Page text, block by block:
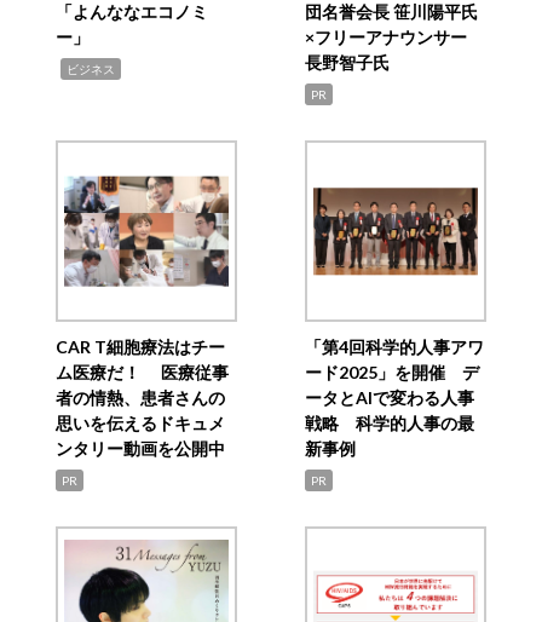
「よんななエコノミ
ー」
ビジネス
団名誉会長 笹川陽平氏
×フリーアナウンサー
長野智子氏
PR
CAR T細胞療法はチー
ム医療だ！ 医療従事
者の情熱、患者さんの
思いを伝えるドキュメ
ンタリー動画を公開中
PR
「第4回科学的人事アワ
ード2025」を開催 デ
ータとAIで変わる人事
戦略 科学的人事の最
新事例
PR